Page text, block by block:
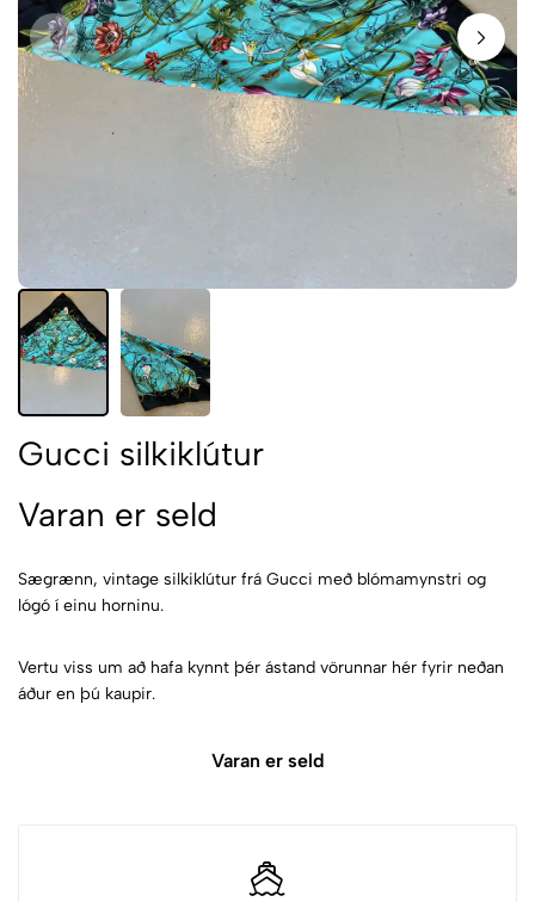
Gucci silkiklútur
Varan er seld
Sægrænn, vintage silkiklútur frá Gucci með blómamynstri og
lógó í einu horninu.
Vertu viss um að hafa kynnt þér ástand vörunnar hér fyrir neðan
áður en þú kaupir.
Varan er seld